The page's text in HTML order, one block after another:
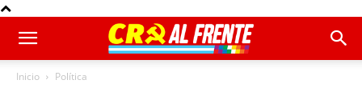
Inicio Política